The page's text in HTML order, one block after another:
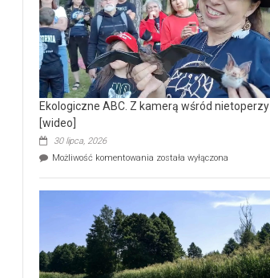
natury
[wideo]
Ekologiczne ABC. Z kamerą wśród nietoperzy
[wideo]
30 lipca, 2026
Możliwość komentowania Ekologiczne
wśród
nietoperzy
[wideo]
została wyłączona